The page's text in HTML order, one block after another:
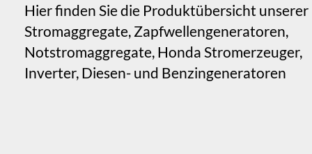
Hier finden Sie die Produktübersicht unserer
Stromaggregate, Zapfwellengeneratoren,
Notstromaggregate, Honda Stromerzeuger,
Inverter, Diesen- und Benzingeneratoren